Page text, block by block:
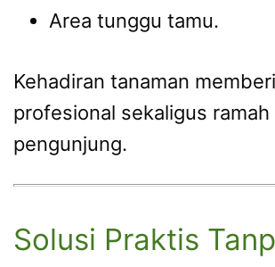
Area tunggu tamu.
Kehadiran tanaman
profesional sekaligus ramah
pengunjung.
Solusi Praktis